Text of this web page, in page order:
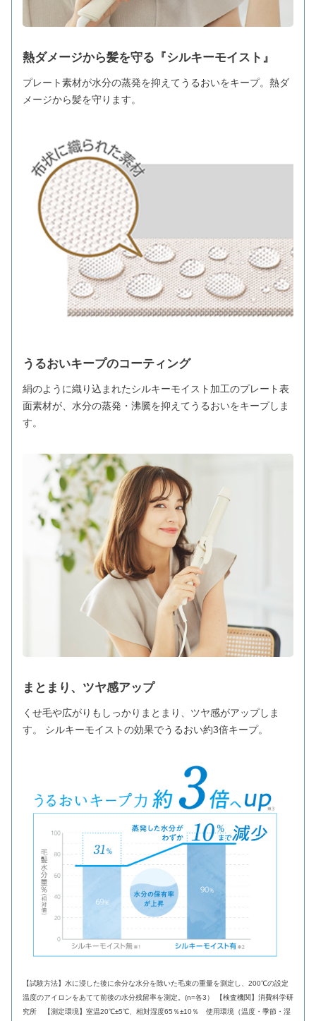
熱ダメージから髪を守る『シルキーモイスト』
プレート素材が水分の蒸発を抑えてうるおいをキープ。熱ダ
メージから髪を守ります。
うるおいキープのコーティング
絹のように織り込まれたシルキーモイスト加工のプレート表
面素材が、水分の蒸発・沸騰を抑えてうるおいをキープしま
す。
まとまり、ツヤ感アップ
くせ毛や広がりもしっかりまとまり、ツヤ感がアップしま
す。 シルキーモイストの効果でうるおい約3倍キープ。
【試験方法】水に浸した後に余分な水分を除いた毛束の重量を測定し、200℃の設定
温度のアイロンをあてて前後の水分残留率を測定。(n=各3） 【検査機関】消費科学研
究所 【測定環境】室温20℃±5℃、相対湿度65％±10％ 使用環境（温度・季節・湿